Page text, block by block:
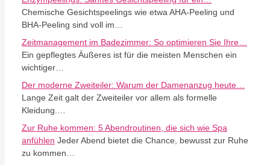
Chemische Gesichtspeelings wie etwa AHA-Peeling und
BHA-Peeling sind voll im…
Zeitmanagement im Badezimmer: So optimieren Sie Ihre…
Ein gepflegtes Äußeres ist für die meisten Menschen ein
wichtiger…
Der moderne Zweiteiler: Warum der Damenanzug heute…
Lange Zeit galt der Zweiteiler vor allem als formelle
Kleidung.…
Zur Ruhe kommen: 5 Abendroutinen, die sich wie Spa
anfühlen Jeder Abend bietet die Chance, bewusst zur Ruhe
zu kommen…